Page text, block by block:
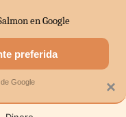
MERCADOS
×
en Google
preferida
Google